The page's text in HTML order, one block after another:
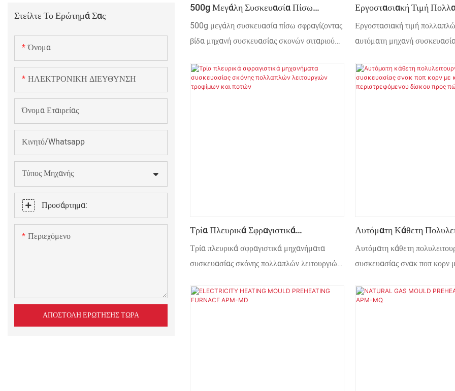
Στείλτε Το Ερώτημά Σας
Όνομα
ΗΛΕΚΤΡΟΝΙΚΗ ΔΙΕΥΘΥΝΣΗ
Όνομα Εταιρείας
Κινητό/Whatsapp
Τύπος Μηχανής
Προσάρτημα:
Περιεχόμενο
ΑΠΟΣΤΟΛΉ ΕΡΏΤΗΣΗΣ ΤΏΡΑ
500g Μεγάλη Συσκευασία Πίσω
Σφραγίζοντας Βίδα Μηχανή Συσκευασίας
Σκονών Σιταριού Τύπων 700kg
Αυτόματη
500g μεγάλη συσκευασία πίσω σφραγίζοντας
βίδα μηχανή συσκευασίας σκονών σιταριού
Εργοστασιακή Τιμή
Λειτουργιών Αυτόματη
Συσκευασίας Μαξιλαριών
Περιτυλίγματος Με
Μπισκότο Mooncake
Εργοστασιακή τιμή
αυτόματη μηχανή
Mooncake
Τρία Πλευρικά Σφραγιστικά
Μηχανήματα Συσκευασίας Σκόνης
Πολλαπλών Λειτουργιών Τροφίμων Και
Τρία πλευρικά σφραγιστικά μηχανήματα
συσκευασίας σκόνης πολλαπλών λειτουργιών
Αυτόματη Κάθετη
Μηχανή Συσκευασίας
Με Κόκκους
Προς Πώληση
Αυτόματη κάθετη
συσκευασίας σνακ ποπ κορν